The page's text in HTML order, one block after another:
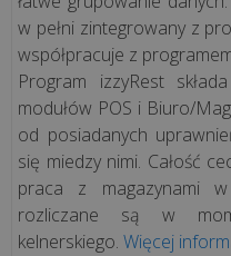
w pełni zintegrowany z
współpracuje z
Program izzyRest
modułów POS i Biuro/
od posiadanych
się miedzy nimi. Całość
praca z magazynami
rozliczane są w
kelnerskiego. Więcej